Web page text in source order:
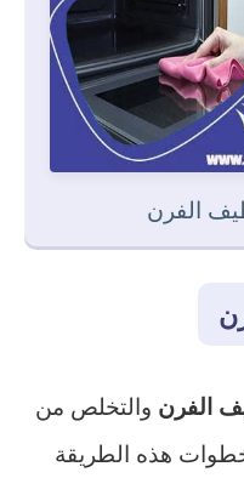
الفرن
الفرن والتخلص من
هذه الطريقة